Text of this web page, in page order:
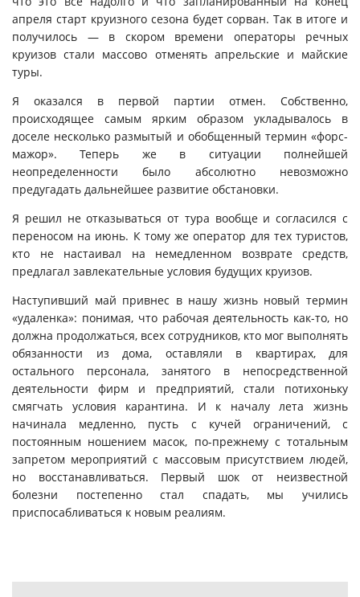
апреля старт круизного сезона будет сорван. Так в итоге и
получилось — в скором времени операторы речных
круизов стали массово отменять апрельские и майские
туры.
Я оказался в первой партии отмен. Собственно,
происходящее самым ярким образом укладывалось в
доселе несколько размытый и обобщенный термин «форс-
мажор». Теперь же в ситуации полнейшей
неопределенности было абсолютно невозможно
предугадать дальнейшее развитие обстановки.
Я решил не отказываться от тура вообще и согласился с
переносом на июнь. К тому же оператор для тех туристов,
кто не настаивал на немедленном возврате средств,
предлагал завлекательные условия будущих круизов.
Наступивший май привнес в нашу жизнь новый термин
«удаленка»: понимая, что рабочая деятельность как-то, но
должна продолжаться, всех сотрудников, кто мог выполнять
обязанности из дома, оставляли в квартирах, для
остального персонала, занятого в непосредственной
деятельности фирм и предприятий, стали потихоньку
смягчать условия карантина. И к началу лета жизнь
начинала медленно, пусть с кучей ограничений, с
постоянным ношением масок, по-прежнему с тотальным
запретом мероприятий с массовым присутствием людей,
но восстанавливаться. Первый шок от неизвестной
болезни постепенно стал спадать, мы учились
приспосабливаться к новым реалиям.